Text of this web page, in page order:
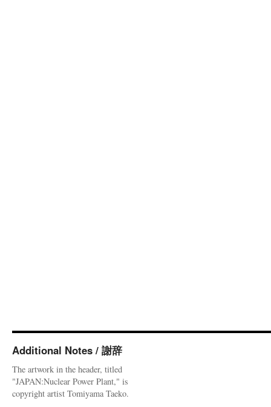
Additional Notes / 謝辞
The artwork in the header, titled
"JAPAN:Nuclear Power Plant," is
copyright artist Tomiyama Taeko.